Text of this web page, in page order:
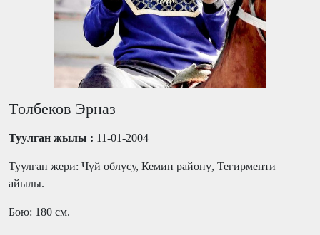
Төлбеков Эрназ
Туулган жылы : 11-01-2004
Туулган жери: Чүй облусу, Кемин району, Тегирменти
айылы.
Бою: 180 см.